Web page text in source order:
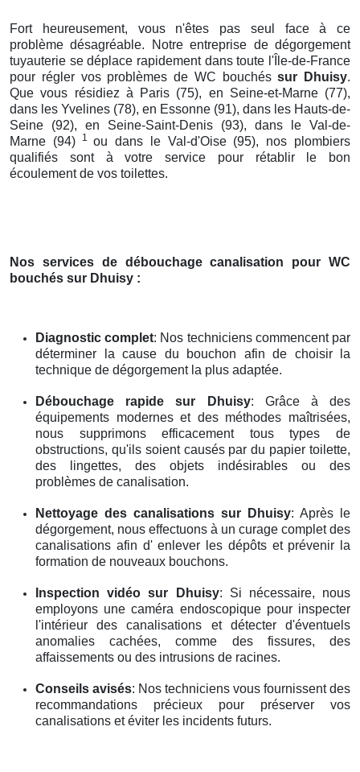
Fort heureusement, vous n'êtes pas seul face à ce
problème désagréable. Notre entreprise de dégorgement
tuyauterie se déplace rapidement dans toute l'Île-de-France
pour régler vos problèmes de WC bouchéssur Dhuisy.
Que vous résidiez à Paris (75), en Seine-et-Marne (77),
dans les Yvelines (78), en Essonne (91), dans les Hauts-de-
Seine (92), en Seine-Saint-Denis (93), dans le Val-de-
Marne (94)1 ou dans le Val-d'Oise (95), nos plombiers
qualifiés sont à votre service pour rétablir le bon
écoulement de vos toilettes.
Nos services de débouchage canalisation pour WC
bouchés sur Dhuisy :
Diagnostic complet: Nos techniciens commencent par
déterminer la cause du bouchon afin de choisir la
technique de dégorgement la plus adaptée.
Débouchage rapidesur Dhuisy: Grâce à des
équipements modernes et des méthodes maîtrisées,
nous supprimons efficacement tous types de
obstructions, qu'ils soient causés par du papier toilette,
des lingettes, des objets indésirables ou des
problèmes de canalisation.
Nettoyage des canalisations sur Dhuisy: Après le
dégorgement, nous effectuons à un curage complet des
canalisations afin d' enlever les dépôts et prévenir la
formation de nouveaux bouchons.
Inspection vidéosur Dhuisy: Si nécessaire, nous
employons une caméra endoscopique pour inspecter
l'intérieur des canalisations et détecter d'éventuels
anomalies cachées, comme des fissures, des
affaissements ou des intrusions de racines.
Conseils avisés: Nos techniciens vous fournissent des
recommandations précieux pour préserver vos
canalisations et éviter les incidents futurs.